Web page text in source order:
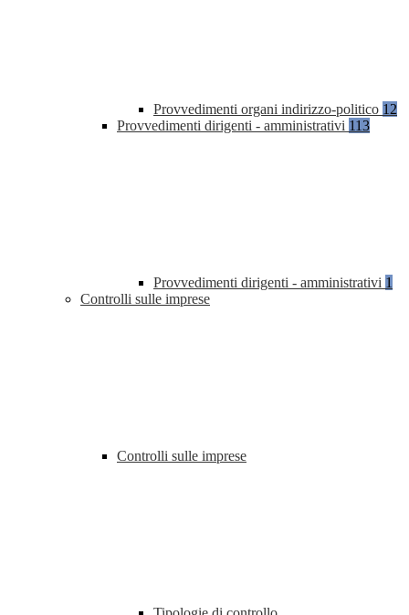
Provvedimenti organi indirizzo-politico 12
Provvedimenti dirigenti - amministrativi 113
Provvedimenti dirigenti - amministrativi 1
Controlli sulle imprese
Controlli sulle imprese